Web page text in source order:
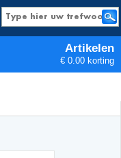
Artikelen
€ 0.00 korting